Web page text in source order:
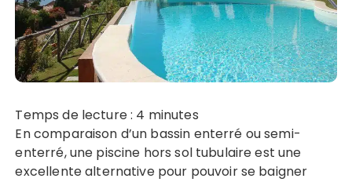
Temps de lecture : 4 minutes
En comparaison d’un bassin enterré ou semi-
enterré, une piscine hors sol tubulaire est une
excellente alternative pour pouvoir se baigner